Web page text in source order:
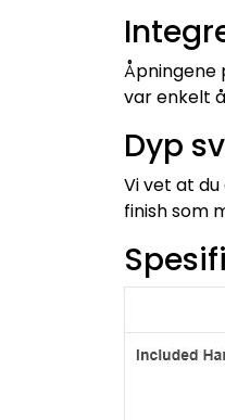
Åpningene
var enkelt
Dyp
Vi vet at
finish som